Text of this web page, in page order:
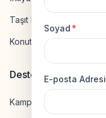
Soyad *
E-posta Adresi
Taşıt Kredisi Hesapla
Konut Kredisi Hesapla
Destek
Kampanya Gönderme